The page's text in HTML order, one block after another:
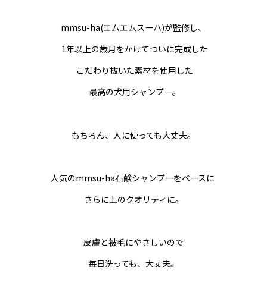
mmsu-ha(エムエムスーハ)が監修し、
1年以上の歳月をかけてついに完成した
こだわり抜いた素材を使用した
最高の犬用シャンプー。
もちろん、人に使っても大丈夫。
人気のmmsu-ha石鹸シャンプーをベースに
さらに上のクオリティに。
皮膚と被毛にやさしいので
毎日洗っても、 大丈夫。